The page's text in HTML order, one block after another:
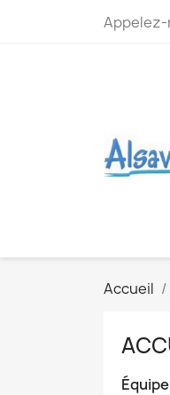
Appelez-
Accueil